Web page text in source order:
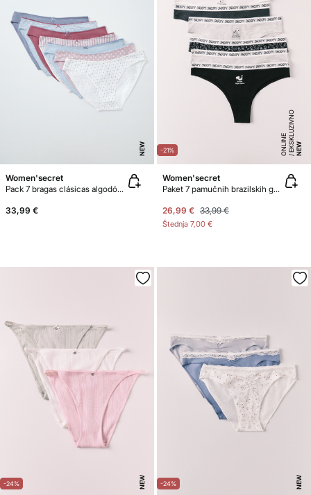
NEW
Women'secret
Pack 7 bragas clásicas algodón estampado femenino
33,99 €
-21% NEW
E
K
S
K
LU
ZI
V
N
O
O
N
LI
N
E
Women'secret
Paket 7 pamučnih brazilskih gaćica s uzorkom Snoopy
26,99 € 33,99 €
Štednja 7,00 €
-24% NEW -24% NEW